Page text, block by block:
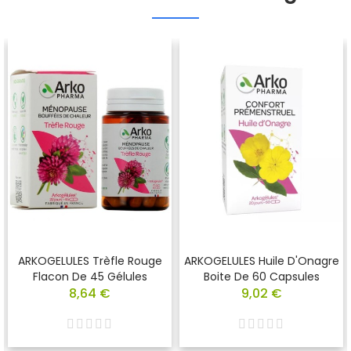
ARKOGELULES Trèfle Rouge
Flacon De 45 Gélules
8,64 €
ARKOGELULES Huile D'Onagre
Boite De 60 Capsules
9,02 €